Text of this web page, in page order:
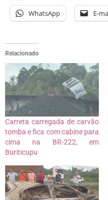
WhatsApp E-
Relacionado
Carreta carregada de carvão
tomba e fica com cabine para
cima na BR-222, em
Buriticupu